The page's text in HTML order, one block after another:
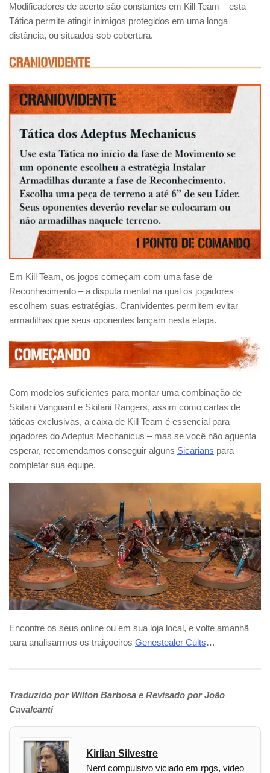
Modificadores de acerto são constantes em Kill Team – esta
Tática permite atingir inimigos protegidos em uma longa
distância, ou situados sob cobertura.
Em Kill Team, os jogos começam com uma fase de
Reconhecimento – a disputa mental na qual os jogadores
escolhem suas estratégias. Cranividentes permitem evitar
armadilhas que seus oponentes lançam nesta etapa.
Com modelos suficientes para montar uma combinação de
Skitarii Vanguard e Skitarii Rangers, assim como cartas de
táticas exclusivas, a caixa de Kill Team é essencial para
jogadores do Adeptus Mechanicus – mas se você não aguenta
esperar, recomendamos conseguir alguns Sicarians para
completar sua equipe.
Encontre os seus online ou em sua loja local, e volte amanhã
para analisarmos os traiçoeiros Genestealer Cults…
Traduzido por Wilton Barbosa e Revisado por João
Cavalcanti
Kirlian Silvestre
Nerd compulsivo viciado em rpgs, video